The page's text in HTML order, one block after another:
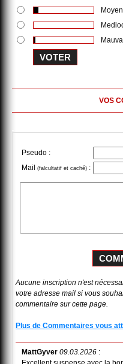
Moyen
VOS
Pseudo :
Mail (falcultatif et caché) :
Aucune inscription n'est
votre adresse mail si vous
commentaire sur cette page.
Plus de Commentaires vous
MattGyver 09.03.2026 :